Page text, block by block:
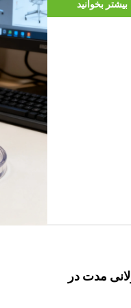
بیشتر بخوانید
مدت در